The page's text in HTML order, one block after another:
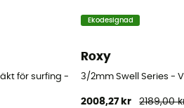
för surfing - Børn
Ekodesignad
Roxy
3/2mm Swell Series -
2008,27 kr 2189,00